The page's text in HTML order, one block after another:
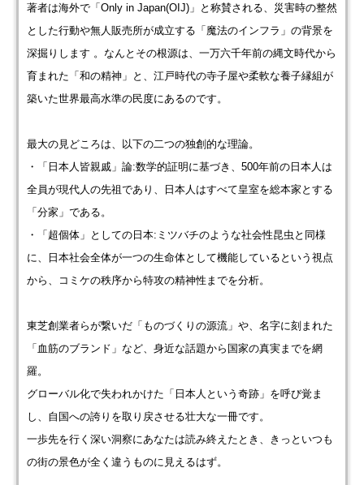
著者は海外で「Only in Japan(OIJ)」と称賛される、災害時の整然
とした行動や無人販売所が成立する「魔法のインフラ」の背景を
深掘りします 。なんとその根源は、一万六千年前の縄文時代から
育まれた「和の精神」と、江戸時代の寺子屋や柔軟な養子縁組が
築いた世界最高水準の民度にあるのです。
最大の見どころは、以下の二つの独創的な理論。
・「日本人皆親戚」論:数学的証明に基づき、500年前の日本人は
全員が現代人の先祖であり、日本人はすべて皇室を総本家とする
「分家」である。
・「超個体」としての日本:ミツバチのような社会性昆虫と同様
に、日本社会全体が一つの生命体として機能しているという視点
から、コミケの秩序から特攻の精神性までを分析。
東芝創業者らが繋いだ「ものづくりの源流」や、名字に刻まれた
「血筋のブランド」など、身近な話題から国家の真実までを網
羅。
グローバル化で失われかけた「日本人という奇跡」を呼び覚ま
し、自国への誇りを取り戻させる壮大な一冊です。
一歩先を行く深い洞察にあなたは読み終えたとき、きっといつも
の街の景色が全く違うものに見えるはず。